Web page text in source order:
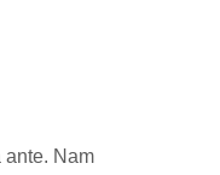
ante. Nam